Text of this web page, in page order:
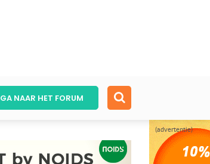
(advertentie)
GA NAAR HET FORUM